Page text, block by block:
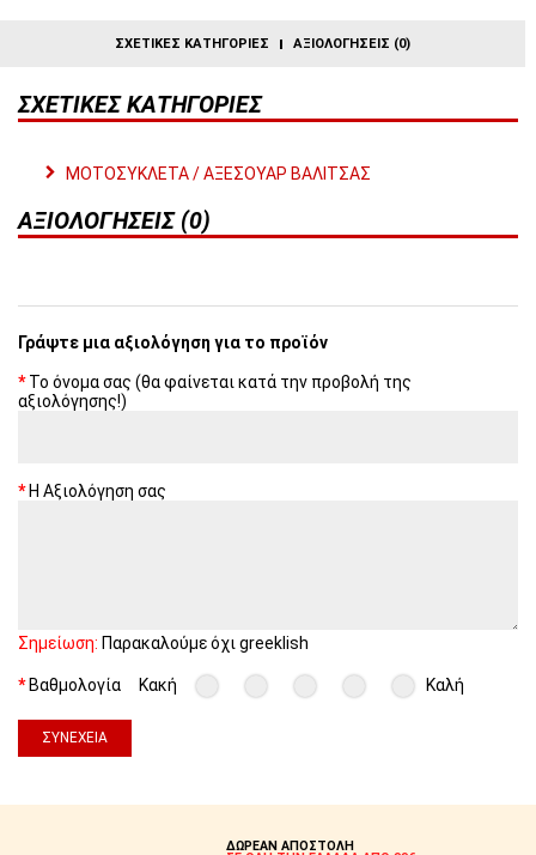
ΣΧΕΤΙΚΈΣ ΚΑΤΗΓΟΡΊΕΣ ΑΞΙΟΛΟΓΉΣΕΙΣ (0)
ΣΧΕΤΙΚΈΣ ΚΑΤΗΓΟΡΊΕΣ
ΜΟΤΟΣΥΚΛΕΤΑ / ΑΞΕΣΟΥΑΡ ΒΑΛΙΤΣΑΣ
ΑΞΙΟΛΟΓΉΣΕΙΣ (0)
Γράψτε μια αξιολόγηση για το προϊόν
Το όνομα σας (θα φαίνεται κατά την προβολή της
αξιολόγησης!)
Η Αξιολόγηση σας
Σημείωση: Παρακαλούμε όχι greeklish
Βαθμολογία Κακή Καλή
ΣΥΝΈΧΕΙΑ
ΔΩΡΕΑΝ ΑΠΟΣΤΟΛΗ